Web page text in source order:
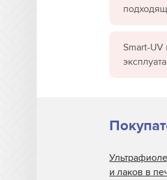
Smart-
и лаков в